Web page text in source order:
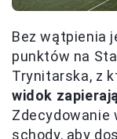
Bez wątpienia
punktów na
Trynitarska, z
widok
Zdecydowanie
schody, aby